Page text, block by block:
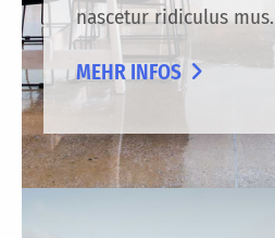
nascetur ridiculus mus.
MEHR INFOS